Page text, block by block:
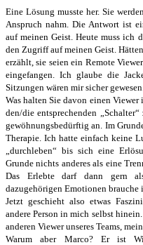
Eine Lösung musste her. Sie
Anspruch nahm. Die Antwort ist
auf meinen Geist. Heute muss ich
den Zugriff auf meinen Geist.
erzählt, sie seien ein Remote
eingefangen. Ich glaube die
Sitzungen wären mir sicher
Was halten Sie davon einen
den/die entsprechenden
gewöhnungsbedürftig an. Im
Therapie. Ich hatte einfach keine
„durchleben“ bis sich eine
Grunde nichts anderes als eine
Das Erlebte darf dann gern
dazugehörigen Emotionen brauche
Jetzt geschieht also etwas
andere Person in mich selbst
anderen Viewer unseres Teams,
Warum aber Marco? Er ist